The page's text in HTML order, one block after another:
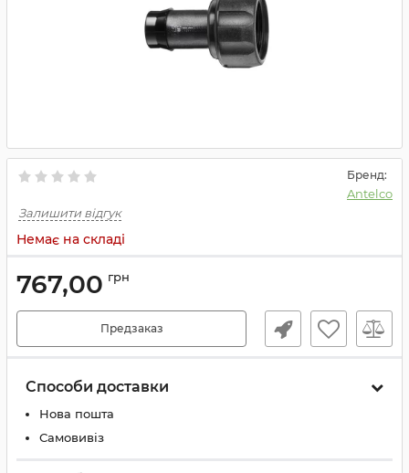
Бренд:
Antelco
Залишити відгук
Немає на складі
767,00 грн
Предзаказ
Способи доставки
Нова пошта
Самовивіз